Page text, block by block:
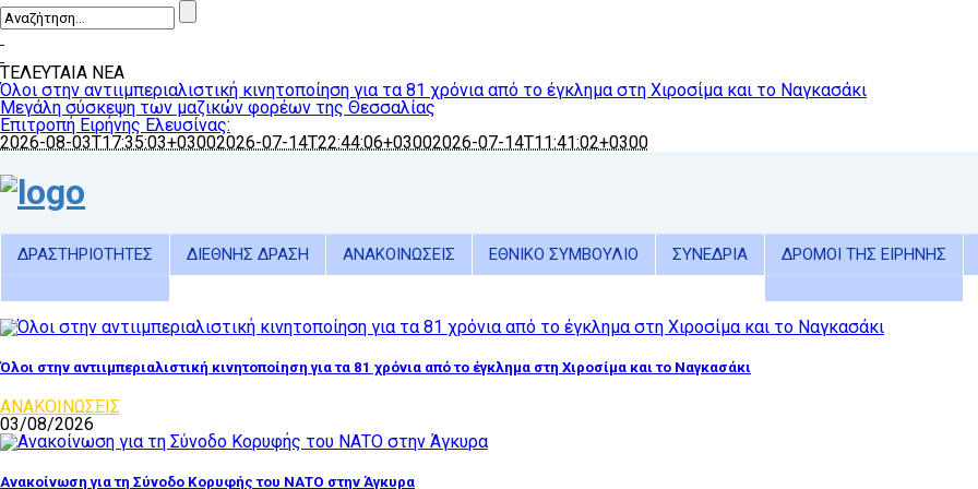
ΤΕΛΕΥΤΑΙΑ ΝΕΑ
Όλοι στην αντιιμπεριαλιστική κινητοποίηση για τα 81 χρόνια από το έγκλημα στη Χιροσίμα και το Ναγκασάκι
Μεγάλη σύσκεψη των μαζικών φορέων της Θεσσαλίας
Επιτροπή Ειρήνης Ελευσίνας:
2026-08-03T17:35:03+03002026-07-14T22:44:06+03002026-07-14T11:41:02+0300
ΔΡΑΣΤΗΡΙΟΤΗΤΕΣ ΔΙΕΘΝΗΣ ΔΡΑΣΗ ΑΝΑΚΟΙΝΩΣΕΙΣ ΕΘΝΙΚΟ ΣΥΜΒΟΥΛΙΟ ΣΥΝΕΔΡΙΑ ΔΡΟΜΟΙ ΤΗΣ ΕΙΡΗΝΗΣ
Όλοι στην αντιιμπεριαλιστική κινητοποίηση για τα 81 χρόνια από το έγκλημα στη Χιροσίμα και το Ναγκασάκι
ΑΝΑΚΟΙΝΩΣΕΙΣ
03/08/2026
Ανακοίνωση για τη Σύνοδο Κορυφής του ΝΑΤΟ στην Άγκυρα